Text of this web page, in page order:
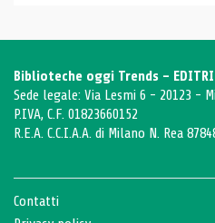
Biblioteche oggi Trends -
Sede legale: Via Lesmi 6 - 20123 -
P.IVA, C.F. 01823660152
R.E.A. C.C.I.A.A. di Milano N. Rea
Contatti